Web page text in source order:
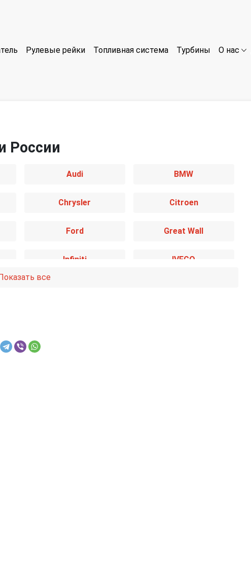
Рулевые рейки Топливная система Турбины О нас
России
Audi BMW
Chrysler Citroen
Ford Great Wall
Infiniti IVECO
Показать все